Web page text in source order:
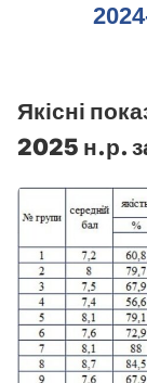
Якісні
2025 н.р.